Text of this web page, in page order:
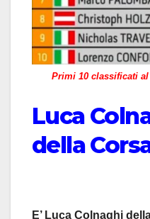
Primi 10 classificati al
Luca
della
E’ Luca Colnaghi